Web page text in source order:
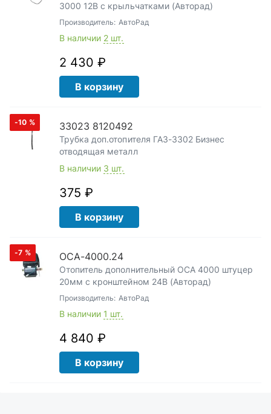
3000 12В с крыльчатками (Авторад)
Производитель: АвтоРад
В наличии 2 шт.
2 430 ₽
В корзину
-10 % 33023 8120492
Трубка доп.отопителя ГАЗ-3302 Бизнес
отводящая металл
В наличии 3 шт.
375 ₽
В корзину
-7 % ОСА-4000.24
Отопитель дополнительный ОСА 4000 штуцер
20мм с кронштейном 24В (Авторад)
Производитель: АвтоРад
В наличии 1 шт.
4 840 ₽
В корзину